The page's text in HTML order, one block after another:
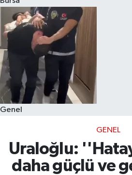
Genel
GENEL
Uraloğlu:
daha güçlü ve
Eğitim
Sağlık
Magazin
Kültür & Sanat
Teknoloji